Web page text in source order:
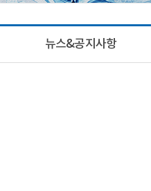
뉴스&공지사항